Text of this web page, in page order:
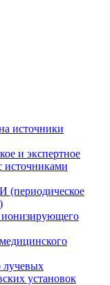
источники
и экспертное
источниками
(периодическое
ионизирующего
установок